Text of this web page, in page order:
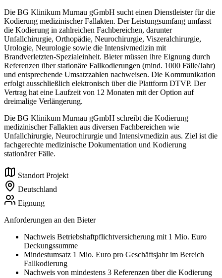
Die BG Klinikum Murnau gGmbH sucht einen Dienstleister für die
Kodierung medizinischer Fallakten. Der Leistungsumfang umfasst
die Kodierung in zahlreichen Fachbereichen, darunter
Unfallchirurgie, Orthopädie, Neurochirurgie, Viszeralchirurgie,
Urologie, Neurologie sowie die Intensivmedizin mit
Brandverletzten-Spezialeinheit. Bieter müssen ihre Eignung durch
Referenzen über stationäre Fallkodierungen (mind. 1000 Fälle/Jahr)
und entsprechende Umsatzzahlen nachweisen. Die Kommunikation
erfolgt ausschließlich elektronisch über die Plattform DTVP. Der
Vertrag hat eine Laufzeit von 12 Monaten mit der Option auf
dreimalige Verlängerung.
Die BG Klinikum Murnau gGmbH schreibt die Kodierung
medizinischer Fallakten aus diversen Fachbereichen wie
Unfallchirurgie, Neurochirurgie und Intensivmedizin aus. Ziel ist die
fachgerechte medizinische Dokumentation und Kodierung
stationärer Fälle.
Standort Projekt
Deutschland
Eignung
Anforderungen an den Bieter
Nachweis Betriebshaftpflichtversicherung mit 1 Mio. Euro
Deckungssumme
Mindestumsatz 1 Mio. Euro pro Geschäftsjahr im Bereich
Fallkodierung
Nachweis von mindestens 3 Referenzen über die Kodierung